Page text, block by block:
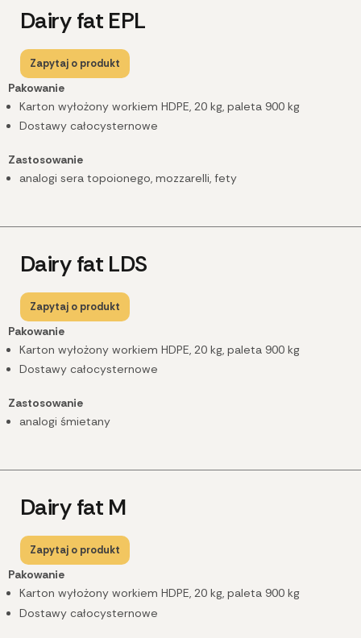
Dairy fat EPL
Zapytaj o produkt
Pakowanie
Karton wyłożony workiem HDPE, 20 kg, paleta 900 kg
Dostawy całocysternowe
Zastosowanie
analogi sera topoionego, mozzarelli, fety
Dairy fat LDS
Zapytaj o produkt
Pakowanie
Karton wyłożony workiem HDPE, 20 kg, paleta 900 kg
Dostawy całocysternowe
Zastosowanie
analogi śmietany
Dairy fat M
Zapytaj o produkt
Pakowanie
Karton wyłożony workiem HDPE, 20 kg, paleta 900 kg
Dostawy całocysternowe